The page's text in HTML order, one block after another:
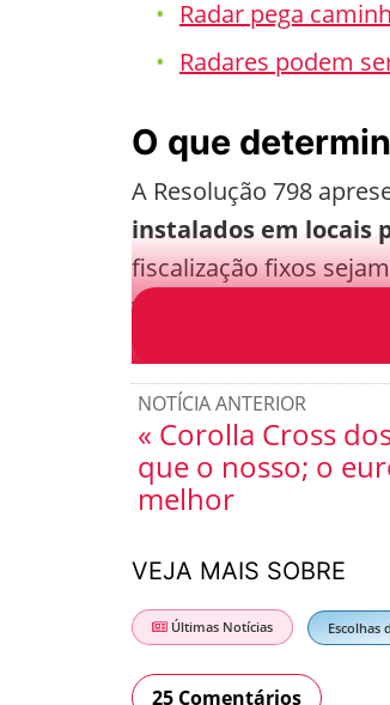
Radar pega
Radares podem
O que
A Resolução 798
instalados em locais
fiscalização fixos
viária e informar, aos
NOTÍCIA ANTERIOR
« Corolla Cross
que o nosso; o
melhor
VEJA MAIS SOBRE
Últimas Notícias Escolhas
25 Comentários